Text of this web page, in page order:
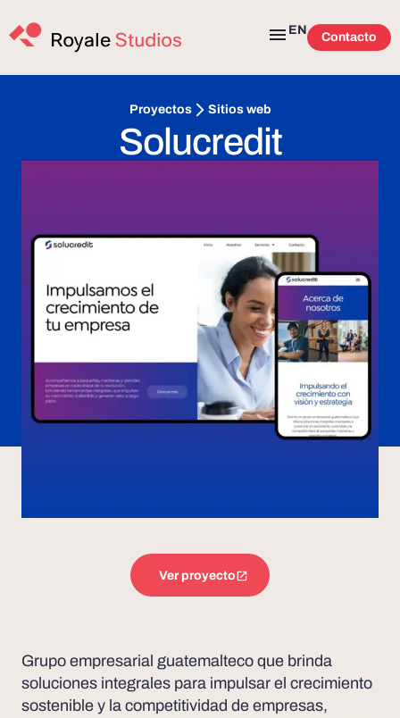
EN
Contacto
Proyectos Sitios web
Solucredit
Ver proyecto
Grupo empresarial guatemalteco que brinda
soluciones integrales para impulsar el crecimiento
sostenible y la competitividad de empresas,